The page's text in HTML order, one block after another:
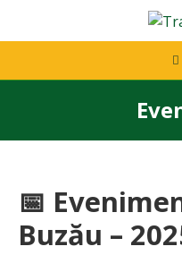
content
📅
Buzău –